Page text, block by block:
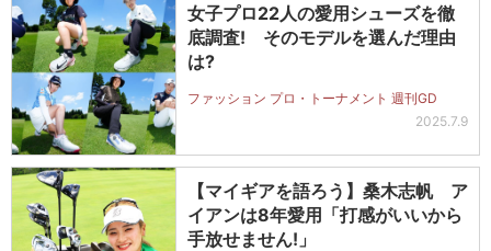
女子プロ22人の愛用シューズを徹
底調査! そのモデルを選んだ理由
は?
ファッション プロ・トーナメント 週刊GD
2025.7.9
【マイギアを語ろう】桑木志帆 ア
イアンは8年愛用「打感がいいから
手放せません!」